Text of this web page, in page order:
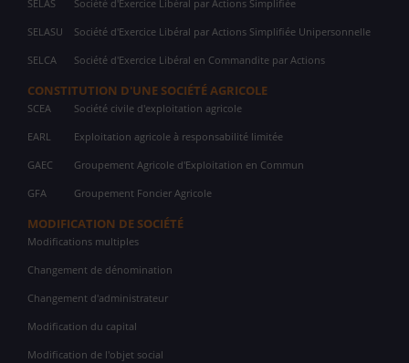
SELAS Société d'Exercice Libéral par Actions Simplifiée
SELASU Société d'Exercice Libéral par Actions Simplifiée Unipersonnelle
SELCA Société d'Exercice Libéral en Commandite par Actions
CONSTITUTION D'UNE SOCIÉTÉ AGRICOLE
SCEA Société civile d'exploitation agricole
EARL Exploitation agricole à responsabilité limitée
GAEC Groupement Agricole d'Exploitation en Commun
GFA Groupement Foncier Agricole
MODIFICATION DE SOCIÉTÉ
Modifications multiples
Changement de dénomination
Changement d'administrateur
Modification du capital
Modification de l'objet social